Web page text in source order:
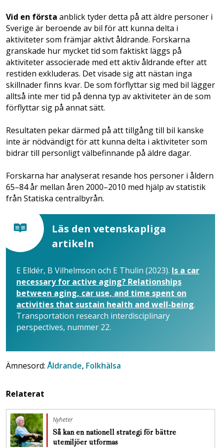
Vid en första anblick tyder detta på att äldre personer i
Sverige är beroende av bil för att kunna delta i
aktiviteter som främjar aktivt åldrande. Forskarna
granskade hur mycket tid som faktiskt läggs på
aktiviteter associerade med ett aktiv åldrande efter att
restiden exkluderas. Det visade sig att nästan inga
skillnader finns kvar. De som förflyttar sig med bil lägger
alltså inte mer tid på denna typ av aktiviteter än de som
förflyttar sig på annat sätt.
Resultaten pekar därmed på att tillgång till bil kanske
inte är nödvändigt för att kunna delta i aktiviteter som
bidrar till personligt välbefinnande på äldre dagar.
Forskarna har analyserat resande hos personer i åldern
65–84 år mellan åren 2000–2010 med hjälp av statistik
från Statiska centralbyrån.
Läs den vetenskapliga
artikeln
E Elldér, B Vilhelmson och E Thulin (2023). Is a car
necessary for active aging? Relationships
between aging, car use, and time spent on
activities that sustain health and well-being.
Transportation research interdisciplinary
perspectives, nummer 22.
Ämnesord:Åldrande, Folkhälsa
Relaterat
Nyheter
Så kan en nationell strategi för bättre
utemiljöer utformas